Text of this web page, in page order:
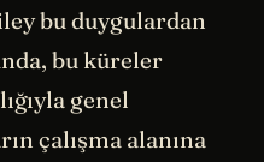
bu duygulardan
bu küreler
genel
çalışma alanına